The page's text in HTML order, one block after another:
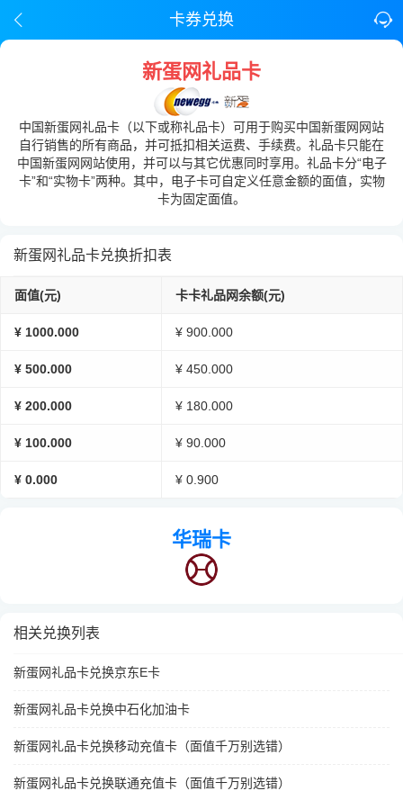
卡券兑换
新蛋网礼品卡
中国新蛋网礼品卡（以下或称礼品卡）可用于购买中国新蛋网网站
自行销售的所有商品，并可抵扣相关运费、手续费。礼品卡只能在
中国新蛋网网站使用，并可以与其它优惠同时享用。礼品卡分“电子
卡”和“实物卡”两种。其中，电子卡可自定义任意金额的面值，实物
卡为固定面值。
新蛋网礼品卡兑换折扣表
面值(元) 卡卡礼品网余额(元)
¥ 1000.000 ¥ 900.000
¥ 500.000 ¥ 450.000
¥ 200.000 ¥ 180.000
¥ 100.000 ¥ 90.000
¥ 0.000 ¥ 0.900
华瑞卡
相关兑换列表
新蛋网礼品卡兑换京东E卡
新蛋网礼品卡兑换中石化加油卡
新蛋网礼品卡兑换移动充值卡（面值千万别选错）
新蛋网礼品卡兑换联通充值卡（面值千万别选错）